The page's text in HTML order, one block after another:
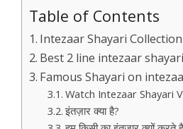
Table of Contents
Intezaar Shayari
Best 2 line intezaar
Famous Shayari on
Watch Intezaar Shayari
इंतज़ार क्या है?